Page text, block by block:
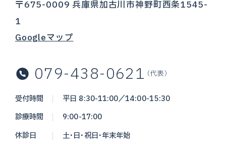
〒675-0009 兵庫県加古川市神野町西条1545-
1
Googleマップ
079-438-0621 （代表）
受付時間
平日 8:30-11:00／14:00-15:30
診療時間
9:00-17:00
休診日
土・日・祝日・年末年始